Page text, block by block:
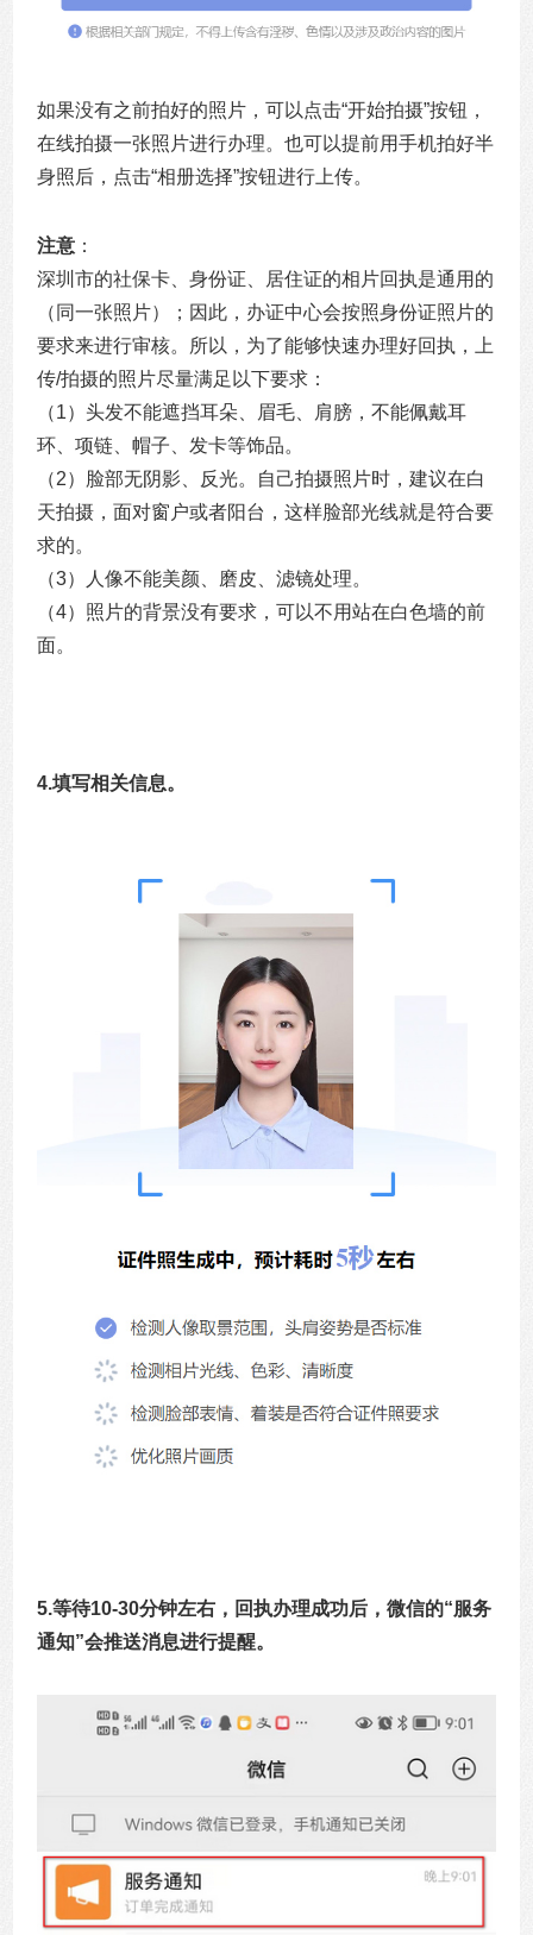
如果没有之前拍好的照片，可以点击“开始拍摄”按钮，
在线拍摄一张照片进行办理。也可以提前用手机拍好半
身照后，点击“相册选择”按钮进行上传。
注意 ：
深圳市的社保卡、身份证、居住证的相片回执是通用的
（同一张照片）；因此，办证中心会按照身份证照片的
要求来进行审核。所以，为了能够快速办理好回执，上
传/拍摄的照片尽量满足以下要求：
（1）头发不能遮挡耳朵、眉毛、肩膀，不能佩戴耳
环、项链、帽子、发卡等饰品。
（2）脸部无阴影、反光。自己拍摄照片时，建议在白
天拍摄，面对窗户或者阳台，这样脸部光线就是符合要
求的。
（3）人像不能美颜、磨皮、滤镜处理。
（4）照片的背景没有要求，可以不用站在白色墙的前
面。
4.填写相关信息。
5.等待10-30分钟左右，回执办理成功后，微信的“服务
通知”会推送消息进行提醒。